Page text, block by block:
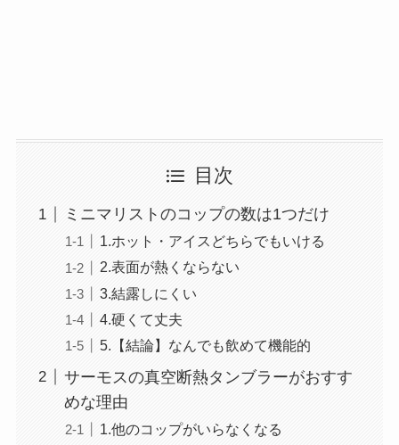
目次
ミニマリストのコップの数は1つだけ
1.ホット・アイスどちらでもいける
2.表面が熱くならない
3.結露しにくい
4.硬くて丈夫
5.【結論】なんでも飲めて機能的
サーモスの真空断熱タンブラーがおすす
めな理由
1.他のコップがいらなくなる